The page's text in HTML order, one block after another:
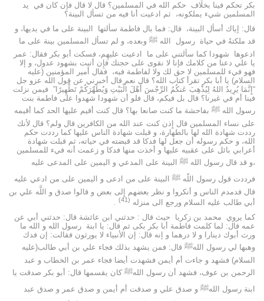
بكر تحكم فينا بخلَاف حكم الله في المسلمين؟ قال لا قال فإن كان في يد
المسلمين شيء يملكونه، ثم ادعيت أنا فيه من تسأل البينة؟
قال: إياك أسأل البينة، قال: فما بال فاطمة سألتها البينة على ما في يديها، و
قد ملكتهُ في حياة رسول الله ﷺ وبعده، و لم تسأل المسلمين بينة على ما
ادعوها شهودا كما سألتني على ما ادعيت عليهِم‌، فسكت أبو بكر فقال: عمر
يا علي دعنا من كلامك فإنا لا نقوى على حجتك فإِن أتيت بشهود عدول، و إلا
فهو في‌ء للمسلمين لا حق لك ولا لفاطمة فيه، فقال أمير المؤمنين (عليه
السلام) يا أبا بكر تقرأ كتاب الله؟ قال نعم قال أخبرني عن قول الله عزو جل
“إِنَّمَا يُرِيدُ اللهُ لِيُذْهِبَ عَنكُمُ الرِّجْسَ أَهْلَ الْبَيْتِ وَيُطَهِّرَكُمْ تَطْهِيرًا” فيمن نزلت
فينا أم في غيرنا؟ قال بل فيكم، قال فلو أن شهودا شهدوا على فاطمة بنت
رسول الله ﷺ بفاحشة ما كنت صانعا بها؟ قال كنت أقيم عليها الحد كما أقيمه
على نساء المسلمين قال إِذن كنت عند الله من الكافرين قال ولم؟ قال لأنك
رددت شهادة الله لها بالطهارة، و قبلت شهادة الناس عليها كما رددت حكم
الله، و حكم رسوله أن جعل لها فدكا قد قبضته في حياته، ثم قبلت شهادة
أعرابي بائل على عقبيه عليها و أخذت منها فدكا و زعمت أنه فيء للمسلمين
،و قد قال رسول الله ﷺ البينة على المدعي و اليمين على المدعى عليه
فرددت قول رسول اللّه ﷺ البينة على من ادعى و اليمين على من ادعي عليه
قال فدمدم الناس و أنكروا و نظر بعضهم إِلى بعض و قالوا صدق و اللَّه علي بن
أبي طالب عليه السلام ورجع الى منزله (41)
.
كما يروي محمد بن زكريا حيث قال : حدثني ابن عائشة قال: حدثني أبي عن
عمه قال: لما كلمت فاطمة أبا بكر بكى ثم قال: يا ابنة رسول الله و الله ما
ورث أبوك دينارا و لا درهما و إنه قال: إن الأنبياء لا يورثون فقالت: إن فدك
وهبها لي رسول اللهﷺ قال: فمن يشهد بذلك فجاء علي بن أبي طالب(عليه
السلام) فشهد و جاءت أم أيمن فشهدت أيضا فجاء عمر بن الخطاب و عبد
الرحمن بن عوف، فشهد أن رسول اللهﷺ كان يقسمها قال: أبو بكر صدقت يا
ابنة رسول اللهﷺ و صدق علي و صدقت أم أيمن و صدق عمر و صدق عبد